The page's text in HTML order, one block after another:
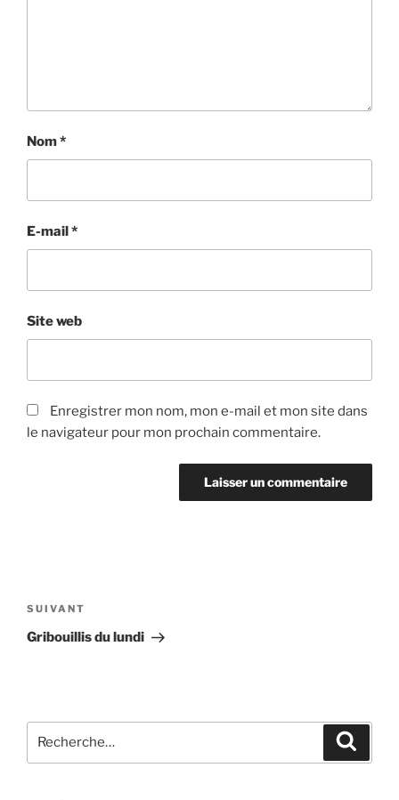
Nom*
E-mail*
Site web
Enregistrer mon nom, mon e-mail et mon site dans
le navigateur pour mon prochain commentaire.
de
l’article
Article
suivant
SUIVANT
Gribouillis du lundi
pour